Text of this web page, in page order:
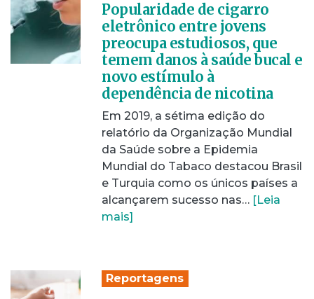
Popularidade de cigarro
eletrônico entre jovens
preocupa estudiosos, que
temem danos à saúde bucal e
novo estímulo à
dependência de nicotina
Em 2019, a sétima edição do
relatório da Organização Mundial
da Saúde sobre a Epidemia
Mundial do Tabaco destacou Brasil
e Turquia como os únicos países a
alcançarem sucesso nas… [Leia
mais]
Reportagens